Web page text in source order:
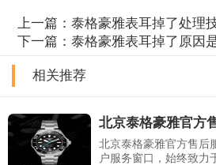
上一篇：泰格豪雅表耳掉了处理
下一篇：泰格豪雅表耳掉了原因
相关推荐
北京泰格豪雅官方
北京泰格豪雅官方售后
户服务窗口，始终致力